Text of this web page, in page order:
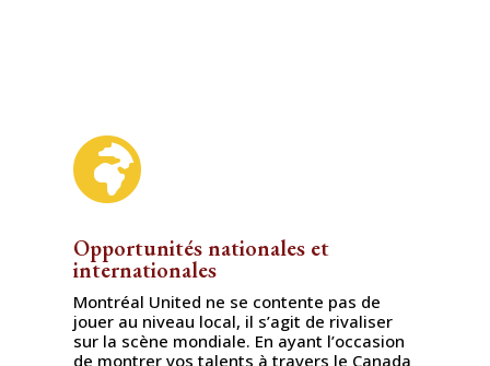

Opportunités nationales et
internationales
Montréal United ne se contente pas de
jouer au niveau local, il s’agit de rivaliser
sur la scène mondiale. En ayant l’occasion
de montrer vos talents à travers le Canada